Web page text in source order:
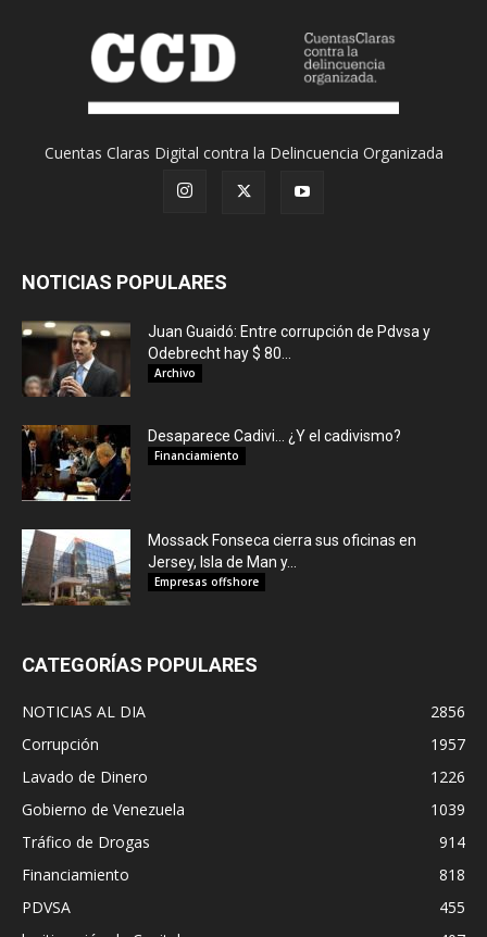
Cuentas Claras Digital contra la Delincuencia Organizada
NOTICIAS POPULARES
Juan Guaidó: Entre corrupción de Pdvsa y
Odebrecht hay $ 80...
Archivo
Desaparece Cadivi… ¿Y el cadivismo?
Financiamiento
Mossack Fonseca cierra sus oficinas en
Jersey, Isla de Man y...
Empresas offshore
CATEGORÍAS POPULARES
NOTICIAS AL DIA
2856
Corrupción
1957
Lavado de Dinero
1226
Gobierno de Venezuela
1039
Tráfico de Drogas
914
Financiamiento
818
PDVSA
455